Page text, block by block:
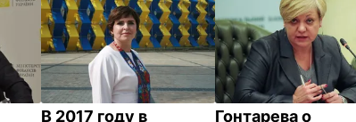
В 2017 году в Гонтарева о